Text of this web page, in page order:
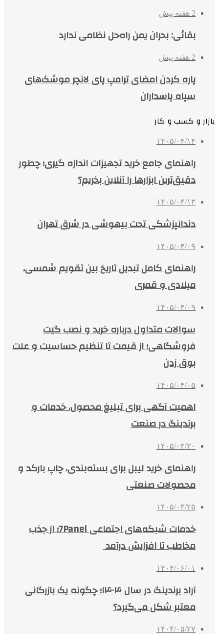
2 هفته پیش
بقائی: بحران یمن راه‌حل نظامی ندارد
2 هفته پیش
پاره کردن امضای ترامپ پای لانچر موشک‌های
سپاه پاسداران
بازار و کسب و کار
۱۴۰۵/۰۴/۱۴
راهنمای جامع خرید تجهیزات اندازه گیری؛ چطور
دقیق‌ترین ابزارها را آنلاین بخریم؟
۱۴۰۵/۰۴/۱۳
دندانپزشکی تحت بیهوشی در شرق تهران
۱۴۰۵/۰۴/۰۹
راهنمای کامل تبدیل تاریخ بین تقویم شمسی،
میلادی و قمری
۱۴۰۵/۰۴/۰۹
سوالات متداول درباره خرید و نصب گیت
فروشگاهی؛ از قیمت تا تنظیم حساسیت و علت
بوق زدن
۱۴۰۵/۰۴/۰۵
اهمیت آگهی برای تبلیغ محصول، خدمات و
برندینگ در صنعت
۱۴۰۵/۰۳/۳۰
راهنمای خرید لیبل برای بسته‌بندی، چاپ بارکد و
محصولات صنعتی
۱۴۰۵/۰۳/۲۵
خدمات شبکه‌های اجتماعی 7Panel؛ از جذب
مخاطب تا افزایش درآمد
۱۴۰۴/۰۶/۰۱
آراد برندینگ در سال ۱۴۰۴؛ چگونه یک بازرگانی
معتبر شکل می‌گیرد؟
۱۴۰۴/۰۵/۲۷